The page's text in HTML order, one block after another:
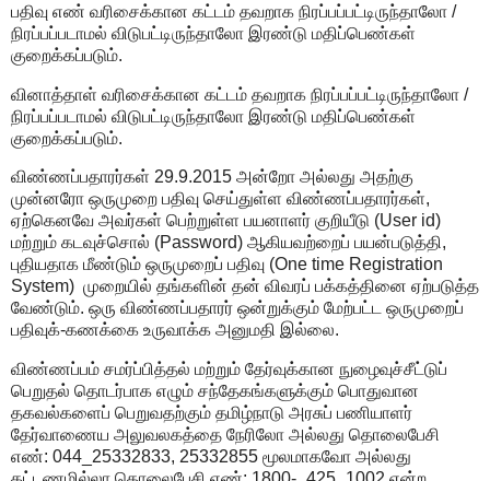
பதிவு எண் வரிசைக்கான கட்டம் தவறாக நிரப்பப்பட்டிருந்தாலோ /
நிரப்பப்படாமல் விடுபட்டிருந்தாலோ இரண்டு மதிப்பெண்கள்
குறைக்கப்படும்.
வினாத்தாள் வரிசைக்கான கட்டம் தவறாக நிரப்பப்பட்டிருந்தாலோ /
நிரப்பப்படாமல் விடுபட்டிருந்தாலோ இரண்டு மதிப்பெண்கள்
குறைக்கப்படும்.
விண்ணப்பதாரர்கள் 29.9.2015 அன்றோ அல்லது அதற்கு
முன்னரோ ஒருமுறை பதிவு செய்துள்ள விண்ணப்பதாரர்கள்,
ஏற்கெனவே அவர்கள் பெற்றுள்ள பயனாளர் குறியீடு (User id)
மற்றும் கடவுச்சொல் (Password) ஆகியவற்றைப் பயன்படுத்தி,
புதியதாக மீண்டும் ஒருமுறைப் பதிவு (One time Registration
System) முறையில் தங்களின் தன் விவரப் பக்கத்தினை ஏற்படுத்த
வேண்டும். ஒரு விண்ணப்பதாரர் ஒன்றுக்கும் மேற்பட்ட ஒருமுறைப்
பதிவுக்-கணக்கை உருவாக்க அனுமதி இல்லை.
விண்ணப்பம் சமர்ப்பித்தல் மற்றும் தேர்வுக்கான நுழைவுச்சீட்டுப்
பெறுதல் தொடர்பாக எழும் சந்தேகங்களுக்கும் பொதுவான
தகவல்களைப் பெறுவதற்கும் தமிழ்நாடு அரசுப் பணியாளர்
தேர்வாணைய அலுவலகத்தை நேரிலோ அல்லது தொலைபேசி
எண்: 044_25332833, 25332855 மூலமாகவோ அல்லது